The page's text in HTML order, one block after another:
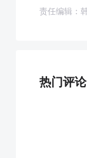
责任编辑：
热门评论